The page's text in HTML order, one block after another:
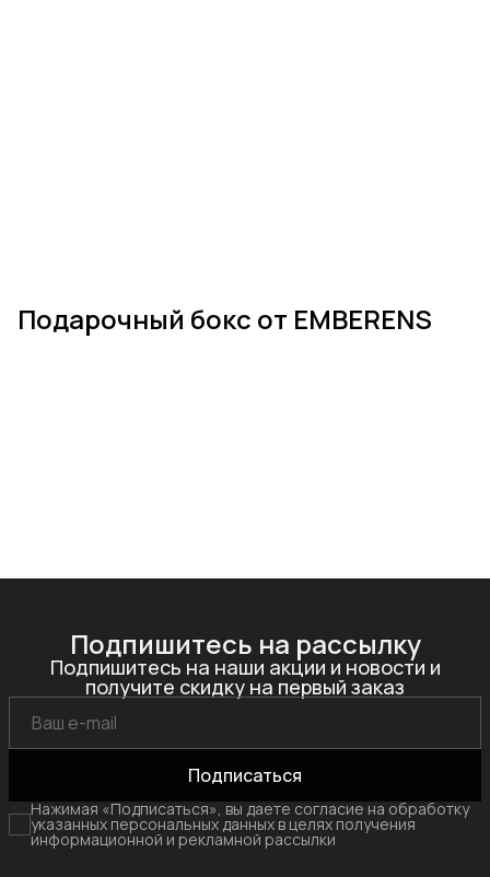
Подарочный бокс от EMBERENS
Подпишитесь на рассылку
Подпишитесь на наши акции и новости и
получите скидку на первый заказ
Подписаться
Нажимая «Подписаться», вы даете согласие на обработку
указанных персональных данных в целях получения
информационной и рекламной рассылки